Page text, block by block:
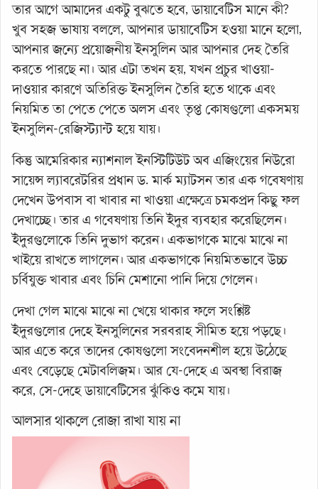
তার আগে আমাদের একটু বুঝতে হবে, ডায়াবেটিস মানে কী?
খুব সহজ ভাষায় বললে, আপনার ডায়াবেটিস হওয়া মানে হলো,
আপনার জন্যে প্রয়োজনীয় ইনসুলিন আর আপনার দেহ তৈরি
করতে পারছে না। আর এটা তখন হয়, যখন প্রচুর খাওয়া-
দাওয়ার কারণে অতিরিক্ত ইনসুলিন তৈরি হতে থাকে এবং
নিয়মিত তা পেতে পেতে অলস এবং তৃপ্ত কোষগুলো একসময়
ইনসুলিন-রেজিস্ট্যান্ট হয়ে যায়।
কিন্তু আমেরিকার ন্যাশনাল ইনস্টিটিউট অব এজিংয়ের নিউরো
সায়েন্স ল্যাবরেটরির প্রধান ড. মার্ক ম্যাটসন তার এক গবেষণায়
দেখেন উপবাস বা খাবার না খাওয়া এক্ষেত্রে চমকপ্রদ কিছু ফল
দেখাচ্ছে। তার এ গবেষণায় তিনি ইঁদুর ব্যবহার করেছিলেন।
ইঁদুরগুলোকে তিনি দুভাগ করেন। একভাগকে মাঝে মাঝে না
খাইয়ে রাখতে লাগলেন। আর একভাগকে নিয়মিতভাবে উচ্চ
চর্বিযুক্ত খাবার এবং চিনি মেশানো পানি দিয়ে গেলেন।
দেখা গেল মাঝে মাঝে না খেয়ে থাকার ফলে সংশ্লিষ্ট
ইঁদুরগুলোর দেহে ইনসুলিনের সরবরাহ সীমিত হয়ে পড়ছে।
আর এতে করে তাদের কোষগুলো সংবেদনশীল হয়ে উঠেছে
এবং বেড়েছে মেটাবলিজম। আর যে-দেহে এ অবস্থা বিরাজ
করে, সে-দেহে ডায়াবেটিসের ঝুঁকিও কমে যায়।
আলসার থাকলে রোজা রাখা যায় না